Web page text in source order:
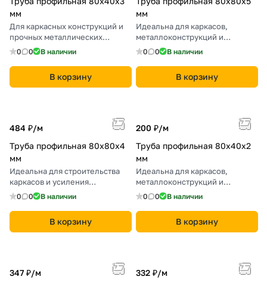
мм
Для каркасных конструкций и
прочных металлических
сооружений.
0 0 В наличии
В корзину
мм
Идеальна для каркасов,
металлоконструкций и
опорных сооружений.
0 0 В наличии
В корзину
484 ₽/м
Труба профильная 80х80х4
мм
Идеальна для строительства
каркасов и усиления
металлоконструкций.
0 0 В наличии
В корзину
200 ₽/м
Труба профильная 80х40х2
мм
Идеальна для каркасов,
металлоконструкций и
опорных систем.
0 0 В наличии
В корзину
347 ₽/м
332 ₽/м